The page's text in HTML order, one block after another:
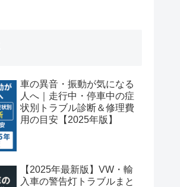
車の異音・振動が気になる
人へ｜走行中・停車中の症
状別トラブル診断＆修理費
用の目安【2025年版】
【2025年最新版】VW・輸
入車の警告灯トラブルまと